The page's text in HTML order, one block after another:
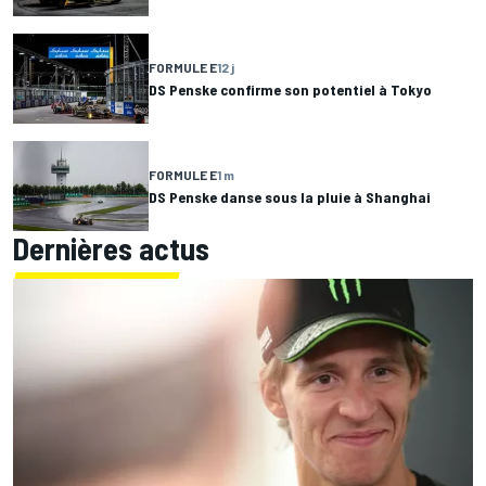
FORMULE E12 j
DS Penske confirme son potentiel à Tokyo
FORMULE E1 m
DS Penske danse sous la pluie à Shanghai
Dernières actus